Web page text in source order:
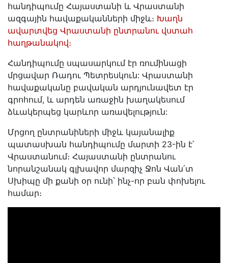
հանդիպումը Հայաստանի և Վրաստանի
ազգային հավաքականների միջև։ Խաղն
ավարտվեց Վրաստանի ընտրանու վստահ
հաղթանակով։
Հանդիպումը սպասարկում էր ռումինացի
մրցավար Ռադու Պետրեսկուն: Վրաստանի
հավաքականը բավական արդյունավետ էր
գրոհում, և արդեն առաջին խաղակեսում
ձևակերպեց կարևոր առավելություն:
Մրցող ընտրանիների միջև կայանալիք
պատասխան հանդիպումը մարտի 23-ին է՝
Վրաստանում։ Հայաստանի ընտրանու
նորանշանակ գլխավոր մարզիչ Ջոն Վան՛տ
Սխիպը մի քանի օր ունի՝ ինչ-որ բան փոխելու
համար։